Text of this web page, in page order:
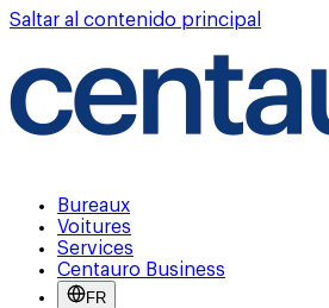
Saltar al contenido principal
Bureaux
Voitures
Services
Centauro Business
FR